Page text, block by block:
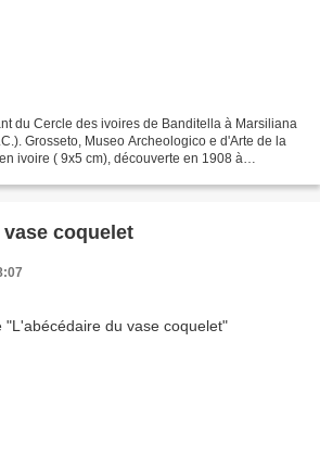
du Cercle des ivoires de Banditella à Marsiliana
Grosseto, Museo Archeologico e d'Arte de la
ivoire ( 9x5 cm), découverte en 1908 à
coquelet